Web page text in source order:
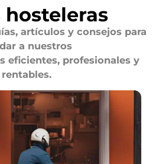
hosteleras
artículos y consejos para
a nuestros
eficientes, profesionales y
rentables.